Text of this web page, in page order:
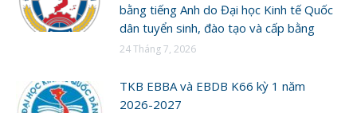
bằng tiếng Anh do Đại học Kinh tế Quốc
dân tuyển sinh, đào tạo và cấp bằng
24 Tháng 7, 2026
TKB EBBA và EBDB K66 kỳ 1 năm
2026-2027